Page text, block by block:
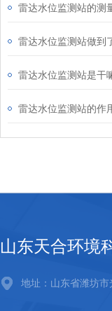
山东天合环境
地址：山东省潍坊